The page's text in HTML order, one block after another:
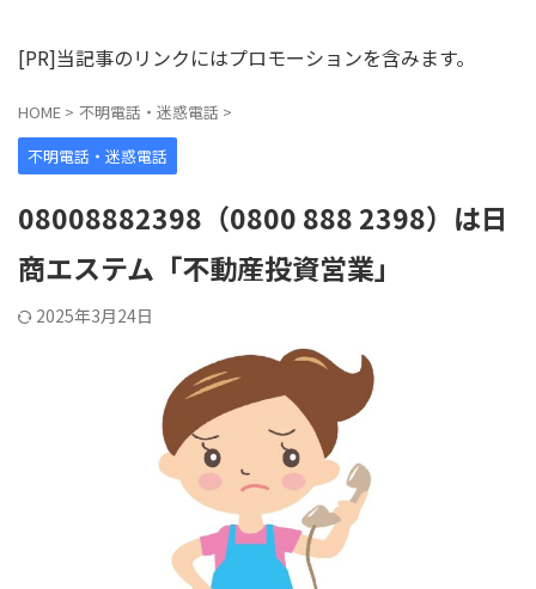
[PR]当記事のリンクにはプロモーションを含みます。
HOME > 不明電話・迷惑電話 >
不明電話・迷惑電話
08008882398（0800 888 2398）は日
商エステム「不動産投資営業」
2025年3月24日